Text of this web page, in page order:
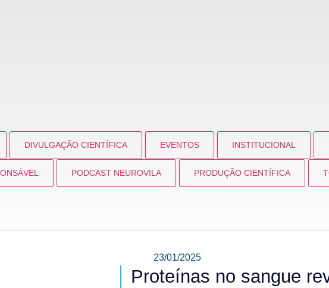
DIVULGAÇÃO CIENTÍFICA EVENTOS INSTITUCIONAL
PODCAST NEUROVILA PRODUÇÃO CIENTÍFICA
23/01/2025
Proteínas no sangue